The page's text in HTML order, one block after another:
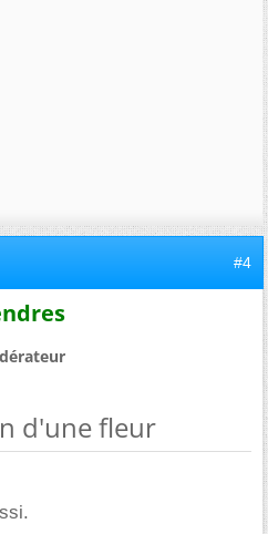
#4
d'une fleur